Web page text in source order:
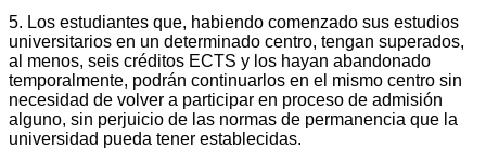
5. Los estudiantes que, habiendo comenzado sus estudios
universitarios en un determinado centro, tengan superados,
al menos, seis créditos ECTS y los hayan abandonado
temporalmente, podrán continuarlos en el mismo centro sin
necesidad de volver a participar en proceso de admisión
alguno, sin perjuicio de las normas de permanencia que la
universidad pueda tener establecidas.